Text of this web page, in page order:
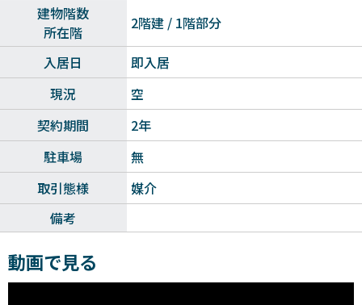
動画で見る
建物階数
所在階
2階建 / 1階部分
入居日
即入居
現況
空
契約期間
2年
駐車場
無
取引態様
媒介
備考